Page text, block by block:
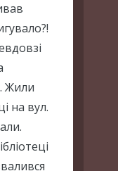
Жили
на вул.